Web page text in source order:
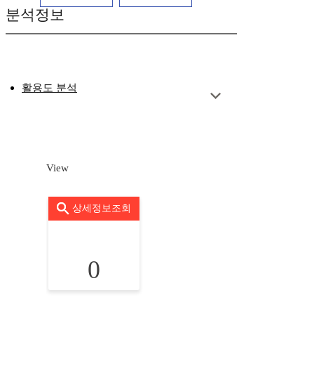
분석정보
활용도 분석
View
상세정보조회
0